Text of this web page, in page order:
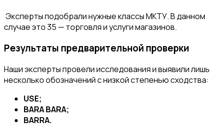
Эксперты подобрали нужные классы МКТУ. В данном
случае это 35 — торговля и услуги магазинов.
Результаты предварительной проверки
Наши эксперты провели исследования и выявили лишь
несколько обозначений с низкой степенью сходства:
USE;
BARA BARA;
BARRA.